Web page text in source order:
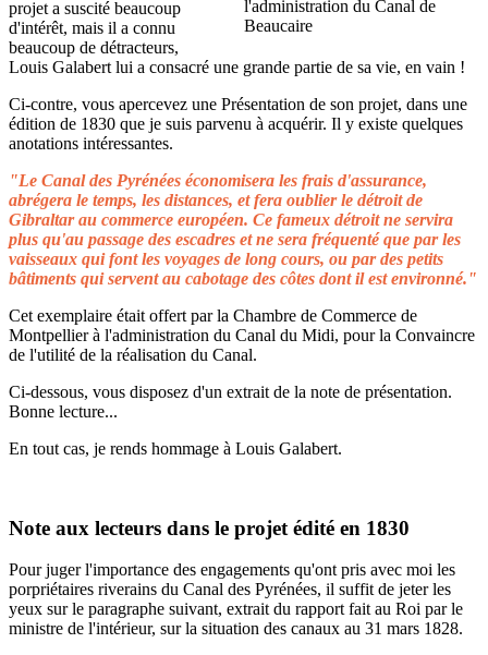
projet a suscité beaucoup
d'intérêt, mais il a connu
beaucoup de détracteurs,
Louis Galabert lui a consacré une grande partie de sa vie, en vain !
Ci-contre, vous apercevez une Présentation de son projet, dans une
édition de 1830 que je suis parvenu à acquérir. Il y existe quelques
anotations intéressantes.
"Le Canal des Pyrénées économisera les frais d'assurance,
abrégera le temps, les distances, et fera oublier le détroit de
Gibraltar au commerce européen. Ce fameux détroit ne servira
plus qu'au passage des escadres et ne sera fréquenté que par les
vaisseaux qui font les voyages de long cours, ou par des petits
bâtiments qui servent au cabotage des côtes dont il est environné."
Cet exemplaire était offert par la Chambre de Commerce de
Montpellier à l'administration du Canal du Midi, pour la Convaincre
de l'utilité de la réalisation du Canal.
Ci-dessous, vous disposez d'un extrait de la note de présentation.
Bonne lecture...
En tout cas, je rends hommage à Louis Galabert.
Note aux lecteurs dans le projet édité en 1830
Pour juger l'importance des engagements qu'ont pris avec moi les
porpriétaires riverains du Canal des Pyrénées, il suffit de jeter les
yeux sur le paragraphe suivant, extrait du rapport fait au Roi par le
ministre de l'intérieur, sur la situation des canaux au 31 mars 1828.